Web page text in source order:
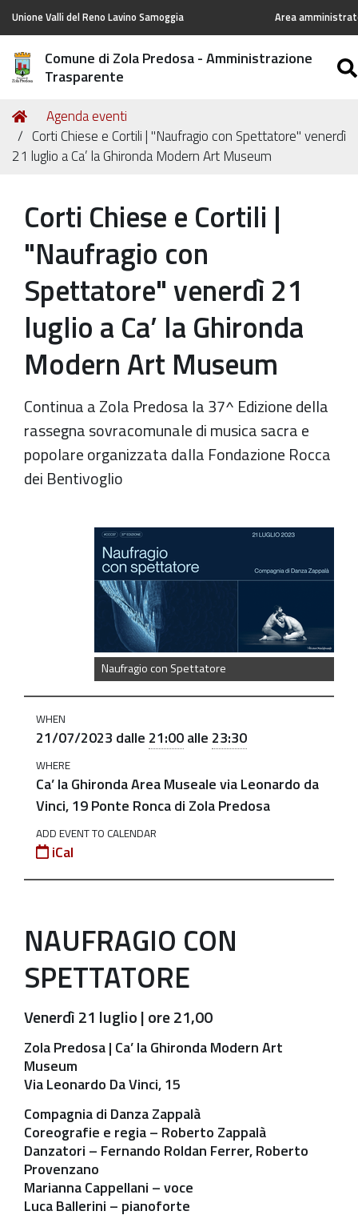
Unione Valli del Reno Lavino Samoggia Area
Comune di Zola Predosa - Amministrazione
Trasparente
Tu
sei
qui:
Home
Agenda eventi
Corti Chiese e Cortili | "Naufragio con Spettatore" venerdì
21 luglio a Ca’ la Ghironda Modern Art Museum
Corti Chiese e Cortili |
"Naufragio con
Spettatore" venerdì 21
luglio a Ca’ la Ghironda
Modern Art Museum
Continua a Zola Predosa la 37^ Edizione della
rassegna sovracomunale di musica sacra e
popolare organizzata dalla Fondazione Rocca
dei Bentivoglio
Naufragio con Spettatore
https://old.comune.zolapredosa.bo.it/events/naufragio-
"Naufragio
con
venerdì
21
Ca’
la
Modern
Art
Museum
07-
21T21:00:00+02:00
2023-
07-
21T23:30:00+02:00
Continua
a
Zola
Predosa
WHEN
21/07/2023 dalle 21:00alle 23:30
WHERE
Ca’ la Ghironda Area Museale via Leonardo da
Vinci, 19 Ponte Ronca di Zola Predosa
ADD EVENT TO CALENDAR
iCal
NAUFRAGIO CON
SPETTATORE
Venerdì 21 luglio | ore 21,00
Zola Predosa | Ca’ la Ghironda Modern Art
Museum
Via Leonardo Da Vinci, 15
Compagnia di Danza Zappalà
Coreografie e regia– Roberto Zappalà
Danzatori – Fernando Roldan Ferrer, Roberto
Provenzano
Marianna Cappellani – voce
Luca Ballerini – pianoforte